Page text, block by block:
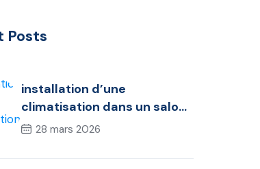
Posts
installation d’une
climatisation dans un salon
à toulon
28 mars 2026